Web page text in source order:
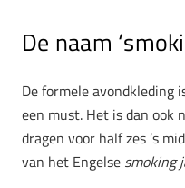
De naam
De formele avondkleding
een must. Het is dan ook
dragen voor half zes ’s
van het Engelse smoking